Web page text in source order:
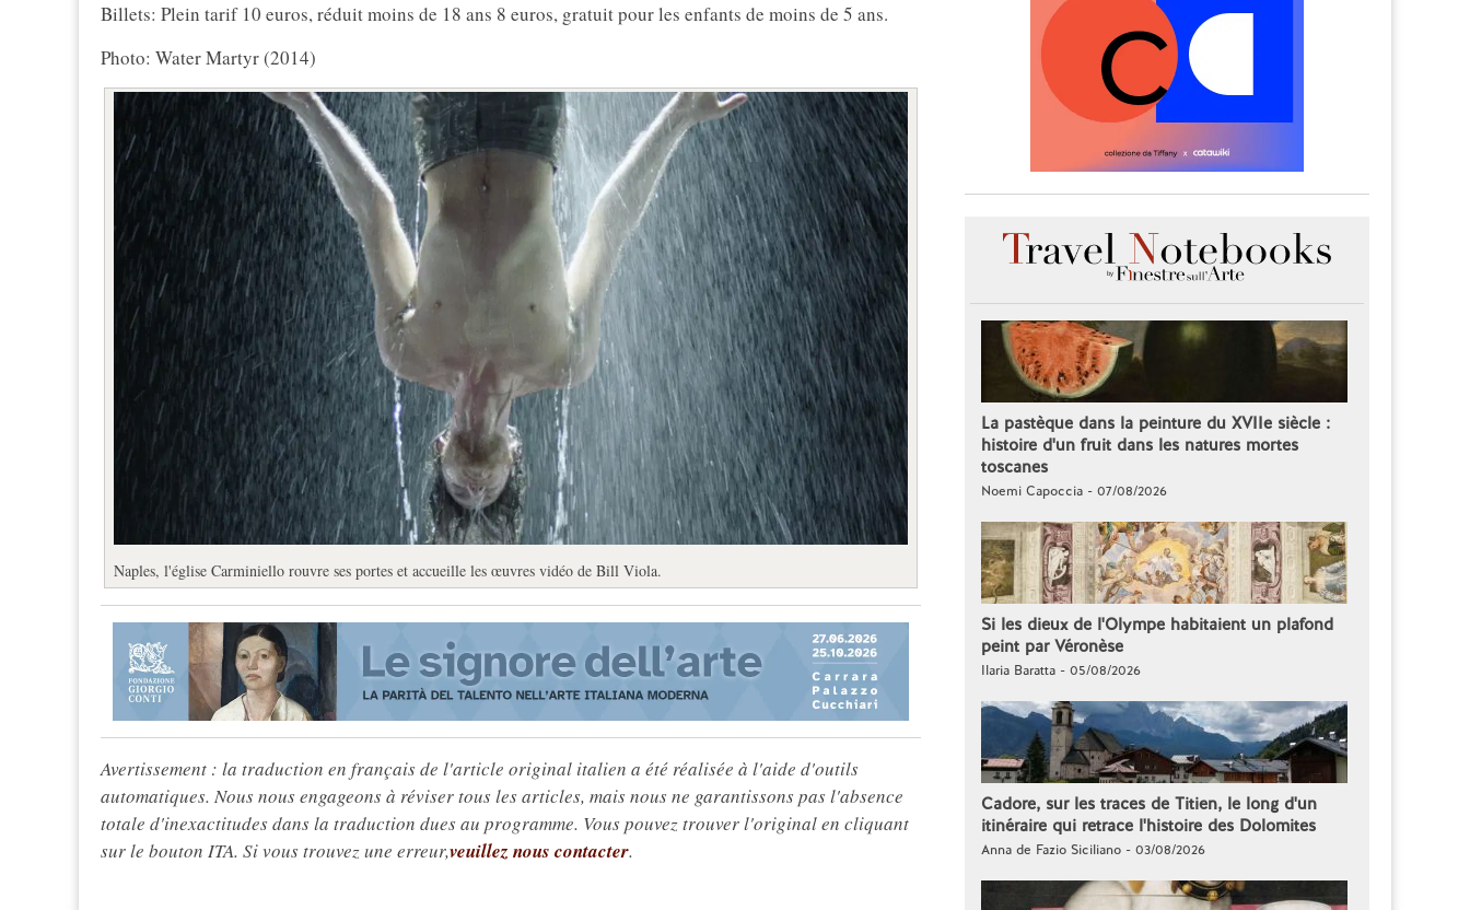
Billets: Plein tarif 10 euros, réduit moins de 18 ans 8 euros, gratuit pour les enfants de moins de 5 ans.
Photo: Water Martyr (2014)
Naples, l'église Carminiello rouvre ses portes et accueille les œuvres vidéo de Bill Viola.
Avertissement : la traduction en français de l'article original italien a été réalisée à l'aide d'outils
automatiques. Nous nous engageons à réviser tous les articles, mais nous ne garantissons pas l'absence
totale d'inexactitudes dans la traduction dues au programme. Vous pouvez trouver l'original en cliquant
sur le bouton ITA. Si vous trouvez une erreur,veuillez nous contacter.
La pastèque dans la peinture du XVIIe siècle :
histoire d'un fruit dans les natures mortes
toscanes
Noemi Capoccia - 07/08/2026
Si les dieux de l'Olympe habitaient un plafond
peint par Véronèse
Ilaria Baratta - 05/08/2026
Cadore, sur les traces de Titien, le long d'un
itinéraire qui retrace l'histoire des Dolomites
Anna de Fazio Siciliano - 03/08/2026